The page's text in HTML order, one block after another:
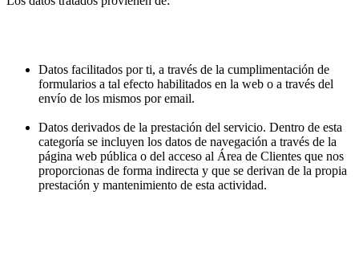
Datos facilitados por ti, a través de la cumplimentación de
formularios a tal efecto habilitados en la web o a través del
envío de los mismos por email.
Datos derivados de la prestación del servicio. Dentro de esta
categoría se incluyen los datos de navegación a través de la
página web pública o del acceso al Área de Clientes que nos
proporcionas de forma indirecta y que se derivan de la propia
prestación y mantenimiento de esta actividad.